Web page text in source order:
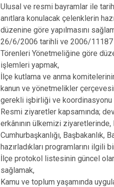
Ulusal ve resmi bayramlar ile
anıtlara konulacak çelenklerin
düzenine göre yapılmasını
26/6/2006 tarihli ve 2006/11187
Törenleri Yönetmeliğine göre
işlemleri yapmak,
İlçe kutlama ve anma
kanun ve yönetmelikler
gerekli işbirliği ve koordinasyonu
Resmi ziyaretler kapsamında;
erkânının ülkemizi
Cumhurbaşkanlığı, Başbakanlık,
hazırladıkları programlarını
İlçe protokol listesinin güncel
sağlamak,
Kamu ve toplum yaşamında